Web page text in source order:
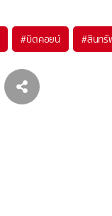
#บิตคอยน์ #สินทรั